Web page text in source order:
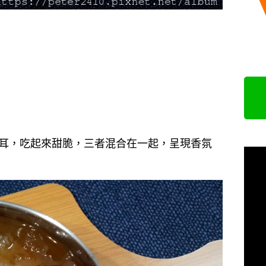
，吃起來甜脆，三者混合在一起，呈現香氛